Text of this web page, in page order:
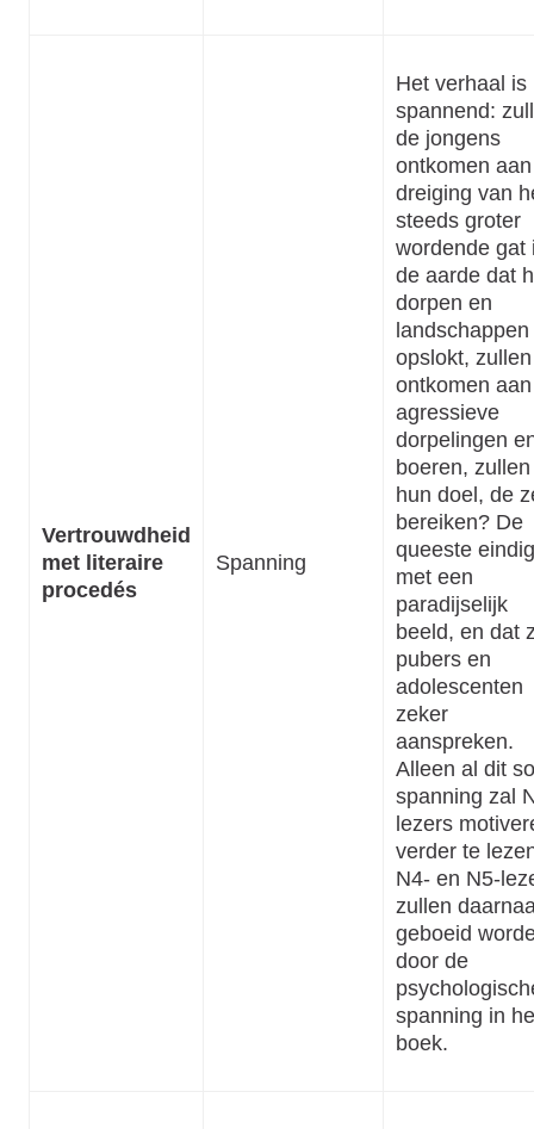
Vertrouwdheid
met literaire
procedés
Spanning
Het verhaal is
spannend:
de jongens
ontkomen
dreiging van
steeds groter
wordende gat
de aarde dat
dorpen en
landschappen
opslokt,
ontkomen
agressieve
dorpelingen
boeren,
hun doel, de
bereiken? De
queeste
met een
paradijselijk
beeld, en dat
pubers en
adolescenten
zeker
aanspreken.
Alleen al dit
spanning zal
lezers
verder te
N4- en N5-
zullen
geboeid
door de
spanning in
boek.